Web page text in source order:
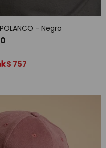
POLANCO - Negro
$ 757